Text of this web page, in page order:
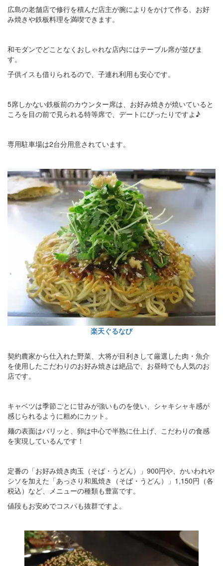
広島の老舗店で修行を積んだ店主が腕によりをかけて作る、お好
み焼きや鉄板料理を満喫できます。
和モダンでどことなくおしゃれな店内にはテーブル席が並びま
す。
子供イスも借りられるので、子連れ利用も安心です。
5席しかない鉄板前のカウンター席は、お好み焼きが焼いていると
ころを目の前で見られる特等席で、デートにぴったりですよ♪
専用駐車場は2台分用意されています。
楽天ぐるなび
契約農家から仕入れた野菜、大将が目利きして厳選した肉・魚介
を使用したこだわりのお好み焼きは絶品で、お昼時でも人気のお
店です。
キャベツは季節ごとに甘みが強いものを使い、シャキシャキ感が
感じられるように粗めにカット。
麺の表面はパリッと、卵は中心で半熟に仕上げ、こだわりの食感
を実現しているんです！
定番の「お好み焼き肉玉（そば・うどん）」900円や、かいわれや
シソを加えた「あっさり和風焼き（そば・うどん）」1,150円（各
税込）など、メニューの種類も豊富です。
値段もお安めでコスパも抜群ですよ。